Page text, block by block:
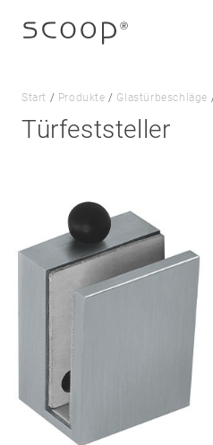
Jobs & Karriere
Kontakt
Downloads
Impressum
Datenschutz
AGB
Start / Produkte / Glastürbeschläge
Türfeststeller